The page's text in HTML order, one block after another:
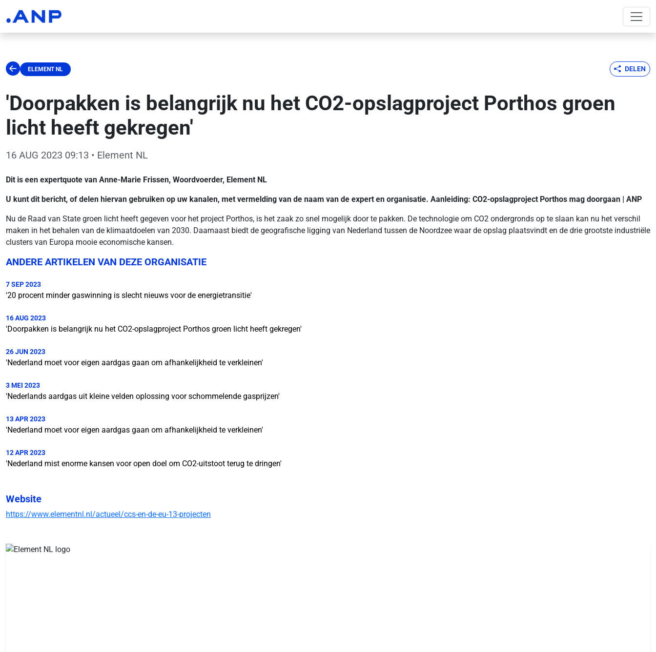
ELEMENT NL DELEN
'Doorpakken is belangrijk nu het CO2-opslagproject Porthos groen
licht heeft gekregen'
16 AUG 2023 09:13 • Element NL
Dit is een expertquote van Anne-Marie Frissen, Woordvoerder, Element NL
U kunt dit bericht, of delen hiervan gebruiken op uw kanalen, met vermelding van de naam van de expert en organisatie. Aanleiding: CO2-opslagproject Porthos mag doorgaan | ANP
Nu de Raad van State groen licht heeft gegeven voor het project Porthos, is het zaak zo snel mogelijk door te pakken. De technologie om CO2 ondergronds op te slaan kan nu het verschil
maken in het behalen van de klimaatdoelen van 2030. Daarnaast biedt de geografische ligging van Nederland tussen de Noordzee waar de opslag plaatsvindt en de drie grootste industriële
clusters van Europa mooie economische kansen.
ANDERE ARTIKELEN VAN DEZE ORGANISATIE
7 SEP 2023
'20 procent minder gaswinning is slecht nieuws voor de energietransitie'
16 AUG 2023
'Doorpakken is belangrijk nu het CO2-opslagproject Porthos groen licht heeft gekregen'
26 JUN 2023
'Nederland moet voor eigen aardgas gaan om afhankelijkheid te verkleinen'
3 MEI 2023
'Nederlands aardgas uit kleine velden oplossing voor schommelende gasprijzen'
13 APR 2023
'Nederland moet voor eigen aardgas gaan om afhankelijkheid te verkleinen'
12 APR 2023
'Nederland mist enorme kansen voor open doel om CO2-uitstoot terug te dringen'
Website
https://www.elementnl.nl/actueel/ccs-en-de-eu-13-projecten